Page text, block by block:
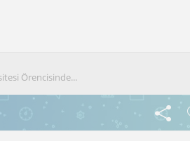
Örencisinde...